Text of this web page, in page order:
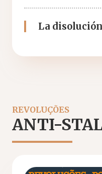
La disolución
REVOLUÇÕES
ANTI-